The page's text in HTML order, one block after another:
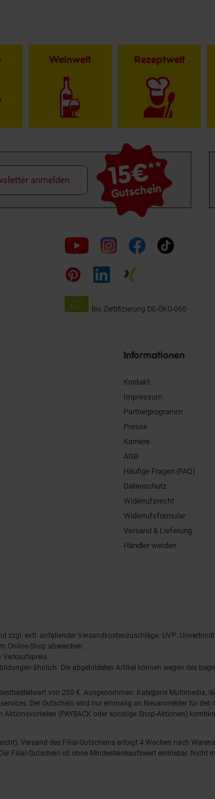
Weinwelt Rezeptwelt
15€**
Gutschein
anmelden
Folge
uns
auf
Bio Zertifizierung DE-ÖKO-060
Informationen
Kontakt
Impressum
Partnerprogramm
Presse
Karriere
AGB
Häufige Fragen (FAQ)
Datenschutz
Widerrufsrecht
Widerrufsformular
Versand & Lieferung
Händler werden
zzgl. evtl. anfallender Versandkostenzuschläge. UVP:
Online-Shop abweichen.
ähnlich. Die abgebildeten Artikel können wegen des
von 200 €. Ausgenommen: Kategorie Multimedia,
Der Gutschein wird nur einmalig an Neuanmelder für
(PAYBACK oder sonstige Shop-Aktionen)
Versand des Filial-Gutscheins erfolgt 4 Wochen nach
Filial-Gutschein ist ohne Mindesteinkaufswert einlösbar. Nicht